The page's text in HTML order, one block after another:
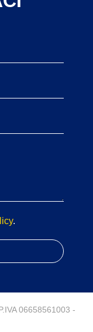
.
06658561003 -